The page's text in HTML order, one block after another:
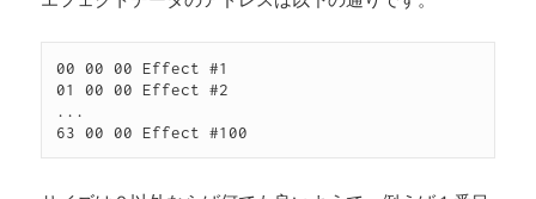
00 00 00 Effect #1
01 00 00 Effect #2
...